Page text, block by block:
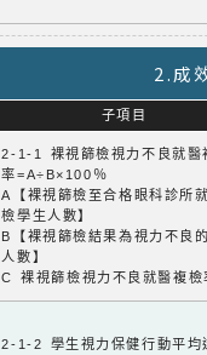
2.成
子項目
2-1-1 裸視篩檢視力不良就醫
率=A÷B×100％
A【裸視篩檢至合格眼科診所
檢學生人數】
B【裸視篩檢結果為視力不良
人數】
C 裸視篩檢視力不良就醫複檢
2-1-2 學生視力保健行動平均